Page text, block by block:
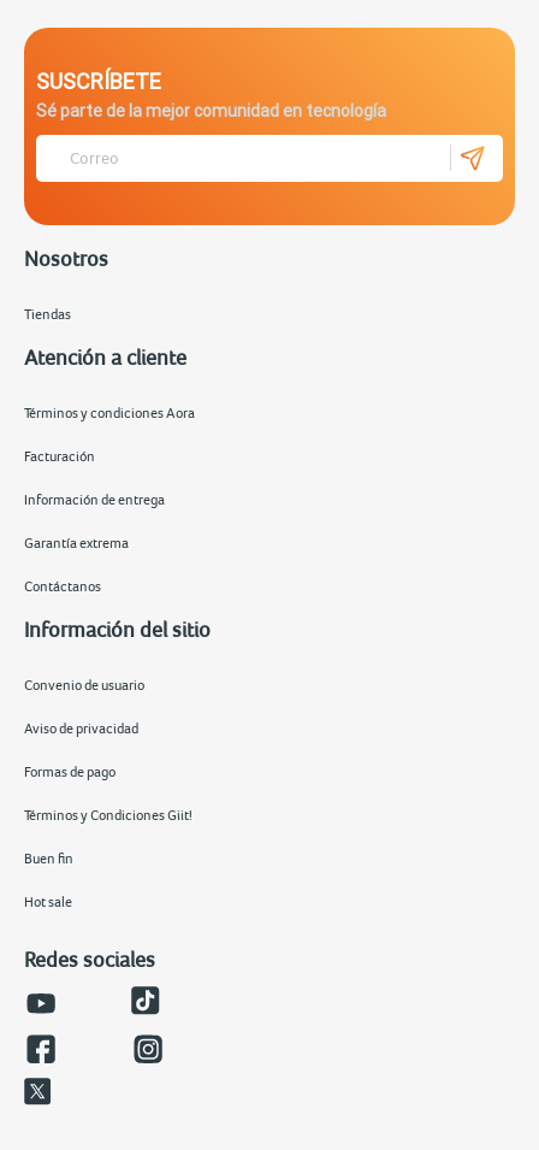
SUSCRÍBETE
Sé parte de la mejor comunidad en tecnología
Nosotros
Tiendas
Atención a cliente
Términos y condiciones Aora
Facturación
Información de entrega
Garantía extrema
Contáctanos
Información del sitio
Convenio de usuario
Aviso de privacidad
Formas de pago
Términos y Condiciones Giit!
Buen fin
Hot sale
Redes sociales